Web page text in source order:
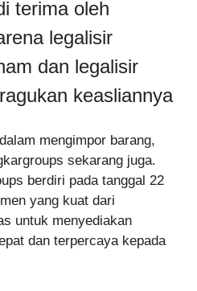
terima oleh
legalisir
dan legalisir
keasliannya
mengimpor barang,
sekarang juga.
berdiri pada tanggal 22
yang kuat dari
untuk menyediakan
dan terpercaya kepada